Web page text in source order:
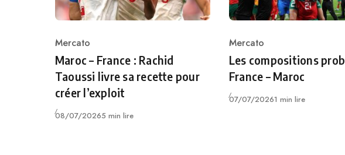
Category
Mercato
Maroc – France : Rachid
Taoussi livre sa recette pour
créer l’exploit
Publié
08/07/20265 min lire
Category
Mercato
Les compositions
France – Maroc
Publié
07/07/20261 min lire